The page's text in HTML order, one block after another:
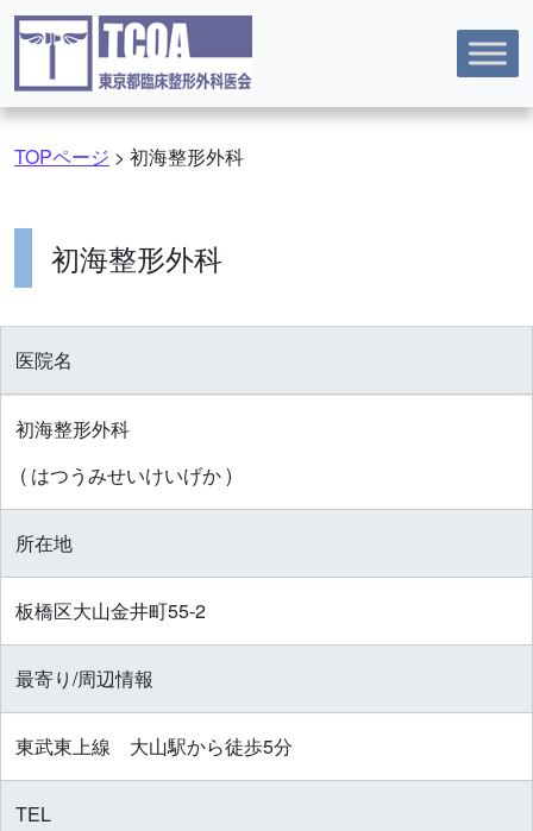
コンテンツへスキップ
TOPページ > 初海整形外科
初海整形外科
医院名
初海整形外科
( はつうみせいけいげか )
所在地
板橋区大山金井町55-2‎
最寄り/周辺情報
東武東上線 大山駅から徒歩5分
TEL